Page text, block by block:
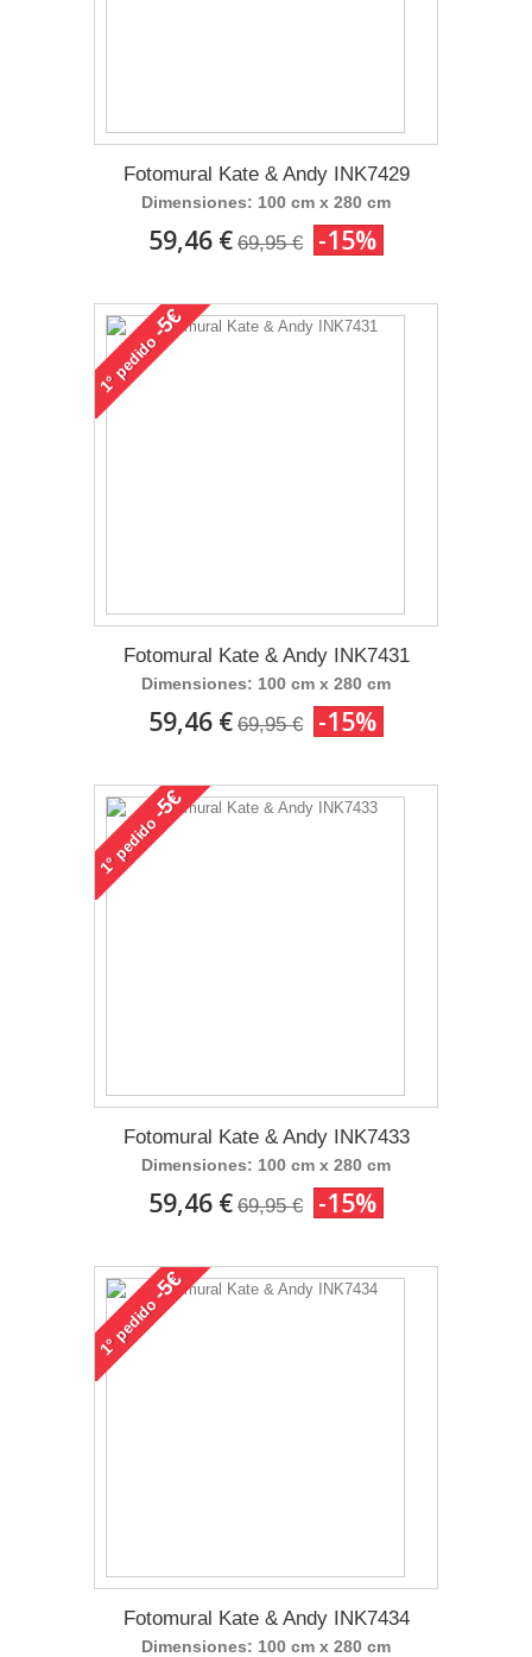
Fotomural Kate & Andy INK7429
Dimensiones: 100 cm x 280 cm
59,46 € 69,95 € -15%
1°
pedido
-5€
Fotomural Kate & Andy INK7431
Dimensiones: 100 cm x 280 cm
59,46 € 69,95 € -15%
1°
pedido
-5€
Fotomural Kate & Andy INK7433
Dimensiones: 100 cm x 280 cm
59,46 € 69,95 € -15%
1°
pedido
-5€
Fotomural Kate & Andy INK7434
Dimensiones: 100 cm x 280 cm